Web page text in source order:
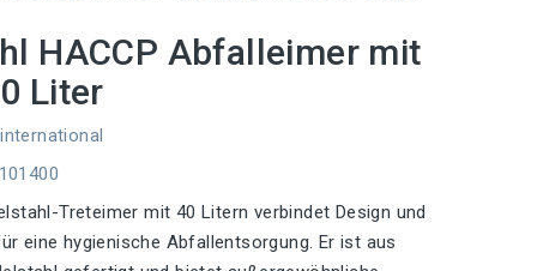
HACCP Abfalleimer mit
Liter
Treteimer mit 40 Litern verbindet Design und
eine hygienische Abfallentsorgung. Er ist aus